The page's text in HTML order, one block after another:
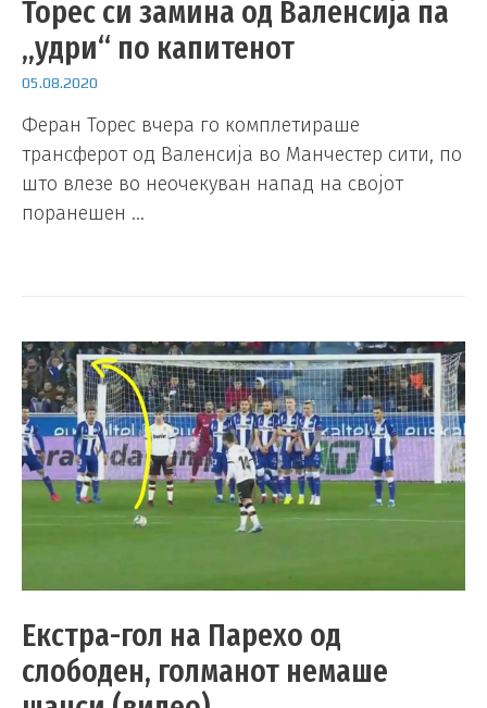
Торес си замина од Валенсија па
„удри“ по капитенот
05.08.2020
Феран Торес вчера го комплетираше
трансферот од Валенсија во Манчестер сити, по
што влезе во неочекуван напад на својот
поранешен …
Екстра-гол на Парехо од
слободен, голманот немаше